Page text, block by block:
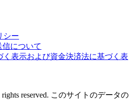
シー
信について
く表示および資金決済法に基づく表
reserved. このサイトのデータの